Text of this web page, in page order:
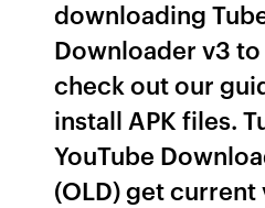
downloading
Downloader v3
check out our
install APK files.
YouTube
(OLD) get current